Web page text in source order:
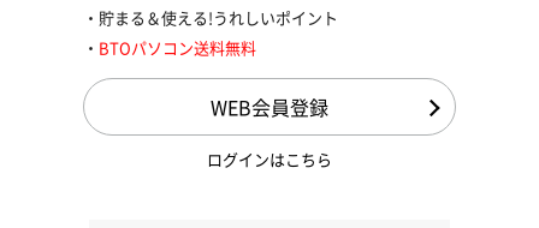
貯まる＆使える!うれしいポイント
BTOパソコン送料無料
WEB会員登録
ログインはこちら